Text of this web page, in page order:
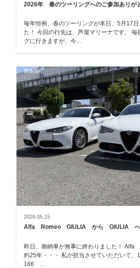
2026年 春のツーリングへのご参加ありが
毎年恒例、春のツーリングが本日、5月17
た！ 今回の行先は、芦屋マリーナです。 毎回、遠くにツーリン
グに行きますが、今…
納車御礼
2026.05.15
Alfa Romeo GIULIA から GIULIA へ
昨日、御納車が無事に終わりました！ Alfa Romeo 歴が長く、
約25年・・・ 私が担当させていただいて、164 → 147・
166 …